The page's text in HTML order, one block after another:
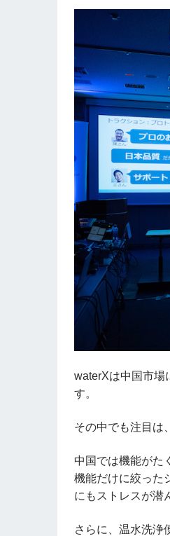
waterXは中国市場
す。
その中でも注目は
中国では機能がた
機能だけに絞った
にもストレスが潜
さらに、温水洗浄